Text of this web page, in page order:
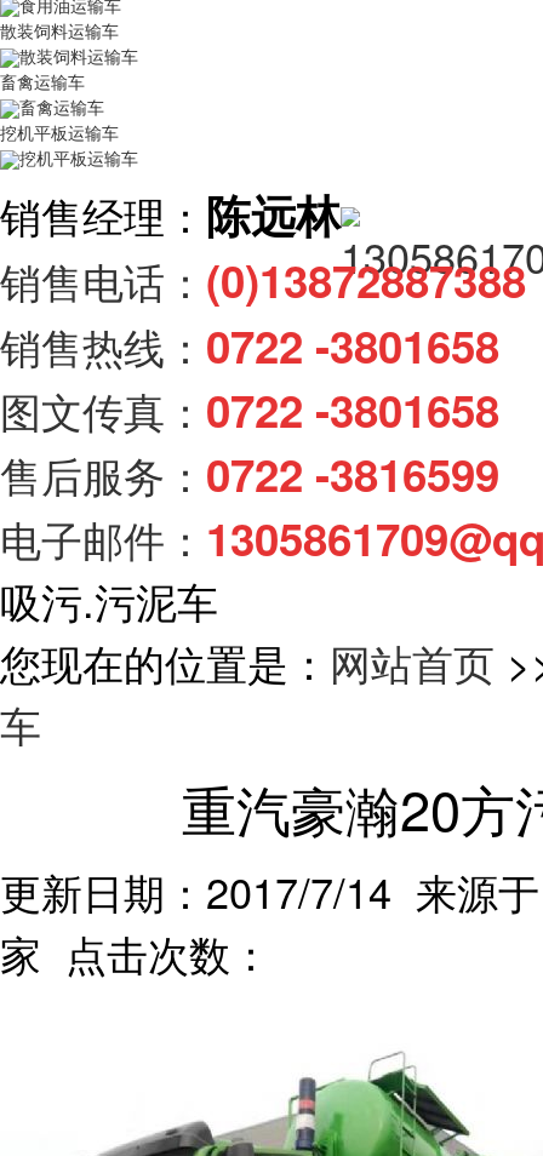
散装饲料运输车
散装饲料运输车
畜禽运输车
畜禽运输车
挖机平板运输车
挖机平板运输车
销售经理： 陈远林
销售电话：
销售热线： 0722 -3801658
图文传真： 0722 -3801658
售后服务： 0722 -3816599
电子邮件：
吸污.污泥车
您现在的位置是： 网站首页
车
重汽豪瀚20方
更新日期：2017/7/14 来源
家 点击次数：